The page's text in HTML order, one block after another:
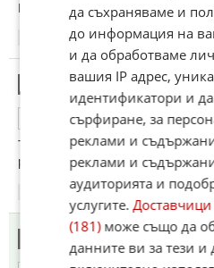
Коментиран от #14,#16
25.04.2026
си дзън
ОТГОВОР
Така се елиминира
руснаците
25.04.2026
Не се учим от
да съхраняваме и
до информация на
и да обработваме
вашия IP адрес,
идентификатори и
сърфиране, за
реклами и
реклами и
аудиторията и
услугите.Доставчици
(181)може също да
данните ви за тези и